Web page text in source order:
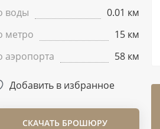
воды
0.01 км
метро
15 км
аэропорта
58 км
Добавить в избранное
СКАЧАТЬ БРОШЮРУ